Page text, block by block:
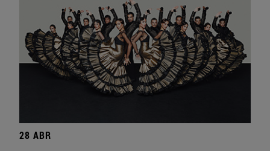
28 ABR